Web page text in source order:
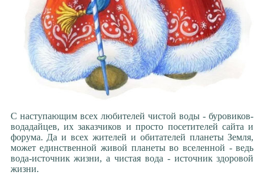
С наступающим всех любителей чистой воды - буровиков-
водадайцев, их заказчиков и просто посетителей сайта и
форума. Да и всех жителей и обитателей планеты Земля,
может единственной живой планеты во вселенной - ведь
вода-источник жизни, а чистая вода - источник здоровой
жизни.